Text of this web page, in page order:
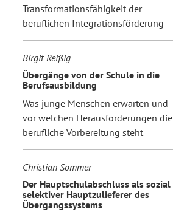
Transformationsfähigkeit der
beruflichen Integrationsförderung
Birgit Reißig
Übergänge von der Schule in die
Berufsausbildung
Was junge Menschen erwarten und
vor welchen Herausforderungen die
berufliche Vorbereitung steht
Christian Sommer
Der Hauptschulabschluss als sozial
selektiver Hauptzulieferer des
Übergangssystems